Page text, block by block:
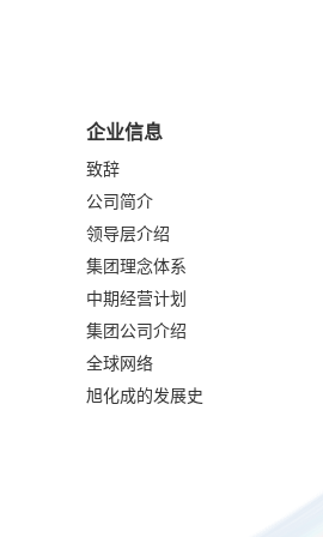
企业信息
致辞
公司简介
领导层介绍
集团理念体系
中期经营计划
集团公司介绍
全球网络
旭化成的发展史